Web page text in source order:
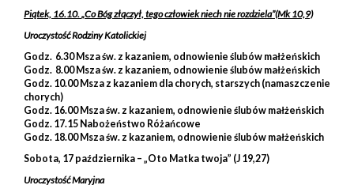
Piątek, 16.10.„Co Bóg złączył, tego człowiek niech nie rozdziela”(Mk 10,9)
Uroczystość Rodziny Katolickiej
Godz. 6.30 Msza św. z kazaniem, odnowienie ślubów małżeńskich
Godz. 8.00 Msza św. z kazaniem, odnowienie ślubów małżeńskich
Godz. 10.00 Msza z kazaniem dla chorych, starszych (namaszczenie
chorych)
Godz. 16.00 Msza św. z kazaniem, odnowienie ślubów małżeńskich
Godz. 17.15 Nabożeństwo Różańcowe
Godz. 18.00 Msza św. z kazaniem, odnowienie ślubów małżeńskich
Sobota, 17 października – „Oto Matka twoja” (J 19,27)
Uroczystość Maryjna